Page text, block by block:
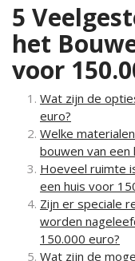
5
het
voor
Wat zijn de
euro?
Welke
bouwen van een
Hoeveel ruimte
een huis voor
Zijn er speciale
worden
150.000 euro?
Wat zijn de